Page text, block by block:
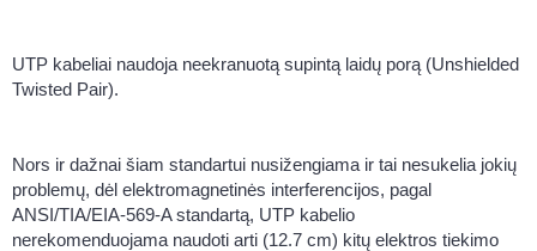
UTP kabeliai naudoja neekranuotą supintą laidų porą (Unshielded
Twisted Pair).
Nors ir dažnai šiam standartui nusižengiama ir tai nesukelia jokių
problemų, dėl elektromagnetinės interferencijos, pagal
ANSI/TIA/EIA-569-A standartą, UTP kabelio
nerekomenduojama naudoti arti (12.7 cm) kitų elektros tiekimo